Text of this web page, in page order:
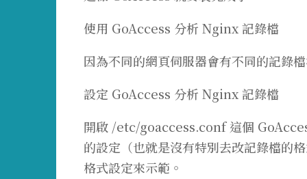
使用 GoAccess 分析 Nginx 記錄檔
因為不同的網頁伺服器會有不同的記錄
設定 GoAccess 分析 Nginx 記錄檔
開啟 /etc/goaccess.conf 這個
的設定（也就是沒有特別去改記錄檔的
格式設定來示範。